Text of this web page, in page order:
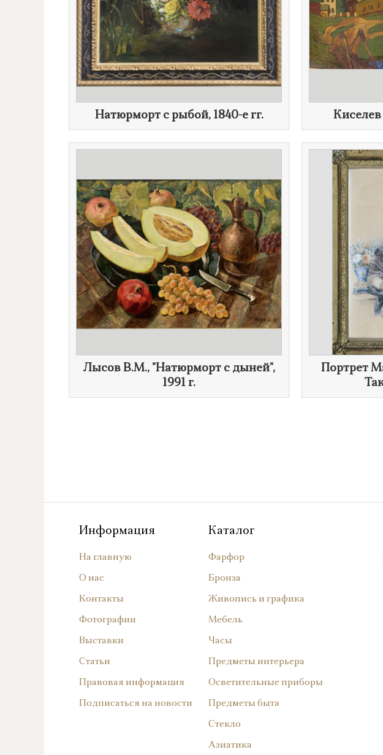
Натюрморт с рыбой, 1840-е гг. Киселев
​Лысов В.М., "Натюрморт с дыней",
1991 г.
Портрет
Информация
На главную
О нас
Контакты
Фотографии
Выставки
Статьи
Правовая информация
Подписаться на новости
Каталог
Фарфор
Бронза
Живопись и графика
Мебель
Часы
Предметы интерьера
Осветительные приборы
Предметы быта
Стекло
Азиатика